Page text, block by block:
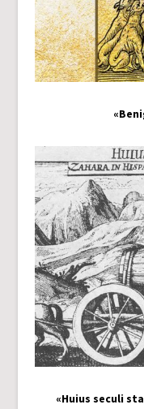
«Huius seculi